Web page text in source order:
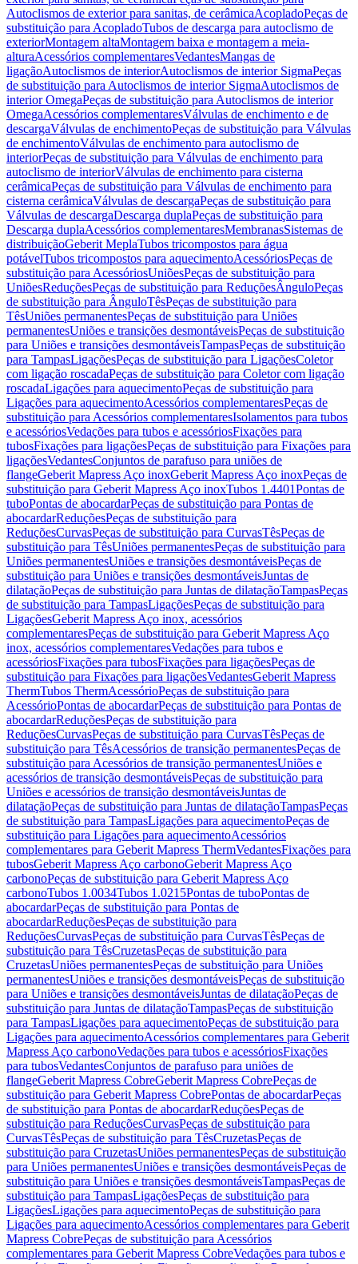
Autoclismos de exterior para sanitas, de cerâmicaAcopladoPeças de
substituição para AcopladoTubos de descarga para autoclismo de
exteriorMontagem altaMontagem baixa e montagem a meia-
alturaAcessórios complementaresVedantesMangas de
ligaçãoAutoclismos de interiorAutoclismos de interior SigmaPeças
de substituição para Autoclismos de interior SigmaAutoclismos de
interior OmegaPeças de substituição para Autoclismos de interior
OmegaAcessórios complementaresVálvulas de enchimento e de
descargaVálvulas de enchimentoPeças de substituição para Válvulas
de enchimentoVálvulas de enchimento para autoclismo de
interiorPeças de substituição para Válvulas de enchimento para
autoclismo de interiorVálvulas de enchimento para cisterna
cerâmicaPeças de substituição para Válvulas de enchimento para
cisterna cerâmicaVálvulas de descargaPeças de substituição para
Válvulas de descargaDescarga duplaPeças de substituição para
Descarga duplaAcessórios complementaresMembranasSistemas de
distribuiçãoGeberit MeplaTubos tricompostos para água
potávelTubos tricompostos para aquecimentoAcessóriosPeças de
substituição para AcessóriosUniõesPeças de substituição para
UniõesReduçõesPeças de substituição para ReduçõesÂnguloPeças
de substituição para ÂnguloTêsPeças de substituição para
TêsUniões permanentesPeças de substituição para Uniões
permanentesUniões e transições desmontáveisPeças de substituição
para Uniões e transições desmontáveisTampasPeças de substituição
para TampasLigaçõesPeças de substituição para LigaçõesColetor
com ligação roscadaPeças de substituição para Coletor com ligação
roscadaLigações para aquecimentoPeças de substituição para
Ligações para aquecimentoAcessórios complementaresPeças de
substituição para Acessórios complementaresIsolamentos para tubos
e acessóriosVedações para tubos e acessóriosFixações para
tubosFixações para ligaçõesPeças de substituição para Fixações para
ligaçõesVedantesConjuntos de parafuso para uniões de
flangeGeberit Mapress Aço inoxGeberit Mapress Aço inoxPeças de
substituição para Geberit Mapress Aço inoxTubos 1.4401Pontas de
tuboPontas de abocardarPeças de substituição para Pontas de
abocardarReduçõesPeças de substituição para
ReduçõesCurvasPeças de substituição para CurvasTêsPeças de
substituição para TêsUniões permanentesPeças de substituição para
Uniões permanentesUniões e transições desmontáveisPeças de
substituição para Uniões e transições desmontáveisJuntas de
dilataçãoPeças de substituição para Juntas de dilataçãoTampasPeças
de substituição para TampasLigaçõesPeças de substituição para
LigaçõesGeberit Mapress Aço inox, acessórios
complementaresPeças de substituição para Geberit Mapress Aço
inox, acessórios complementaresVedações para tubos e
acessóriosFixações para tubosFixações para ligaçõesPeças de
substituição para Fixações para ligaçõesVedantesGeberit Mapress
ThermTubos ThermAcessórioPeças de substituição para
AcessórioPontas de abocardarPeças de substituição para Pontas de
abocardarReduçõesPeças de substituição para
ReduçõesCurvasPeças de substituição para CurvasTêsPeças de
substituição para TêsAcessórios de transição permanentesPeças de
substituição para Acessórios de transição permanentesUniões e
acessórios de transição desmontáveisPeças de substituição para
Uniões e acessórios de transição desmontáveisJuntas de
dilataçãoPeças de substituição para Juntas de dilataçãoTampasPeças
de substituição para TampasLigações para aquecimentoPeças de
substituição para Ligações para aquecimentoAcessórios
complementares para Geberit Mapress ThermVedantesFixações para
tubosGeberit Mapress Aço carbonoGeberit Mapress Aço
carbonoPeças de substituição para Geberit Mapress Aço
carbonoTubos 1.0034Tubos 1.0215Pontas de tuboPontas de
abocardarPeças de substituição para Pontas de
abocardarReduçõesPeças de substituição para
ReduçõesCurvasPeças de substituição para CurvasTêsPeças de
substituição para TêsCruzetasPeças de substituição para
CruzetasUniões permanentesPeças de substituição para Uniões
permanentesUniões e transições desmontáveisPeças de substituição
para Uniões e transições desmontáveisJuntas de dilataçãoPeças de
substituição para Juntas de dilataçãoTampasPeças de substituição
para TampasLigações para aquecimentoPeças de substituição para
Ligações para aquecimentoAcessórios complementares para Geberit
Mapress Aço carbonoVedações para tubos e acessóriosFixações
para tubosVedantesConjuntos de parafuso para uniões de
flangeGeberit Mapress CobreGeberit Mapress CobrePeças de
substituição para Geberit Mapress CobrePontas de abocardarPeças
de substituição para Pontas de abocardarReduçõesPeças de
substituição para ReduçõesCurvasPeças de substituição para
CurvasTêsPeças de substituição para TêsCruzetasPeças de
substituição para CruzetasUniões permanentesPeças de substituição
para Uniões permanentesUniões e transições desmontáveisPeças de
substituição para Uniões e transições desmontáveisTampasPeças de
substituição para TampasLigaçõesPeças de substituição para
LigaçõesLigações para aquecimentoPeças de substituição para
Ligações para aquecimentoAcessórios complementares para Geberit
Mapress CobrePeças de substituição para Acessórios
complementares para Geberit Mapress CobreVedações para tubos e